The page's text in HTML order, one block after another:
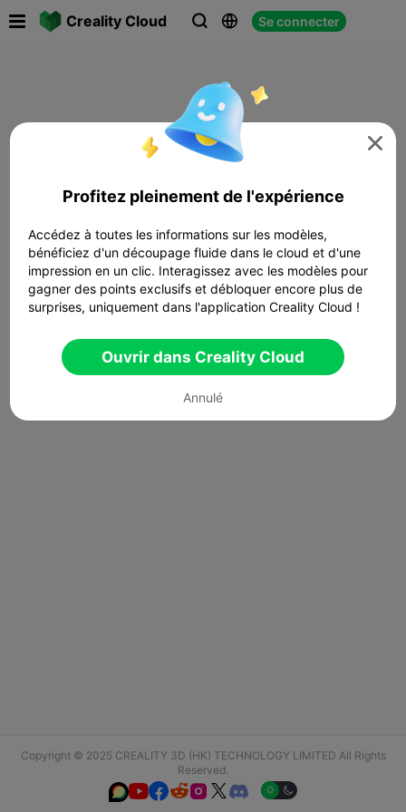
Creality Cloud   Se connecter
Copyright © 2025 CREALITY 3D (HK) TECHNOLOGY LIMITED All Rights
Reserved.
  

Profitez pleinement de l'expérience
Accédez à toutes les informations sur les modèles,
bénéficiez d'un découpage fluide dans le cloud et d'une
impression en un clic. Interagissez avec les modèles pour
gagner des points exclusifs et débloquer encore plus de
surprises, uniquement dans l'application Creality Cloud !
Ouvrir dans Creality Cloud
Annulé